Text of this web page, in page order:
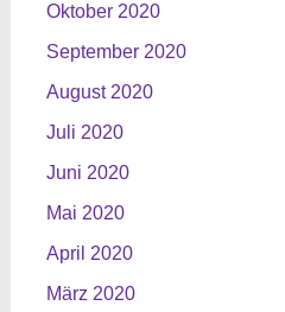
Oktober 2020
September 2020
August 2020
Juli 2020
Juni 2020
Mai 2020
April 2020
März 2020